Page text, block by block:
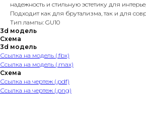
надежность и стильную эстетику для
Подходит как для брутализма, так и для
Тип лампы: GU10
3d модель
Схема
3d модель
Ссылка на модель (.fbx)
Ссылка на модель (.max)
Схема
Ссылка на чертеж (.pdf)
Ссылка на чертеж (.png)